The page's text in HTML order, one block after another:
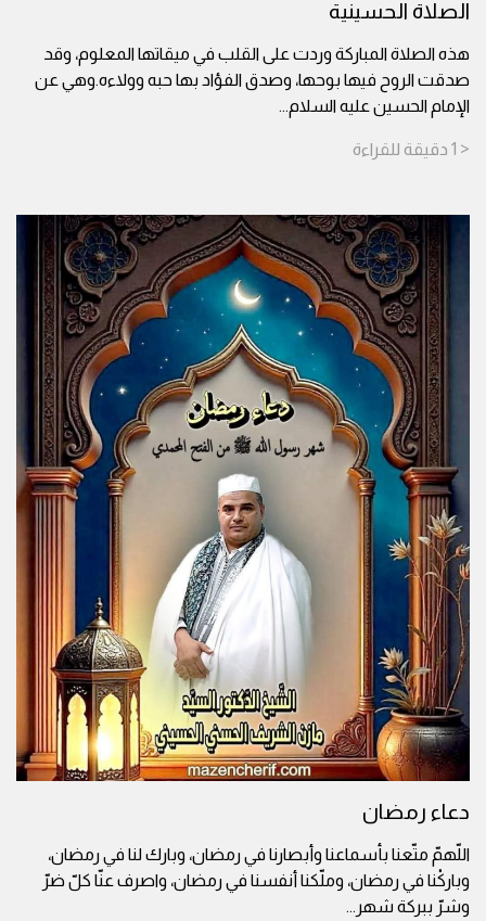
الصلاة الحسينية
هذه الصلاة المباركة وردت على القلب في ميقاتها المعلوم، وقد
صدقت الروح فيها بوحها، وصدق الفؤاد بها حبه وولاءه.وهي عن
الإمام الحسين عليه السلام...
< 1 دقيقة للقراءة
دعاء رمضان
اللّهمّ متّعنا بأسماعنا وأبصارنا في رمضان، وبارك لنا في رمضان،
وباركْنا في رمضان، وملّكنا أنفسنا في رمضان، واصرف عنّا كلّ ضرّ
وشرّ ببركة شهر ...